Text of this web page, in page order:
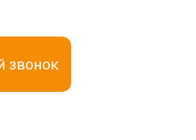
звонок